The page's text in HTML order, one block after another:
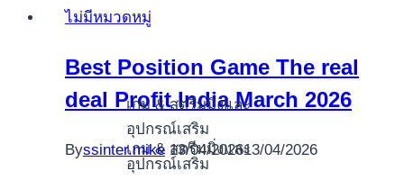
เกม & สตรีมมิ่งและ
อุปกรณ์เสริม
เกม & สตรีมมิ่งและ
อุปกรณ์เสริม
บน
ที่
ดี
ที่สุด
ที่
จะ
ไม่มีหมวดหมู่
Best Position Game The real
deal Profit India March 2026
Byssinter.mike 13/04/202613/04/2026